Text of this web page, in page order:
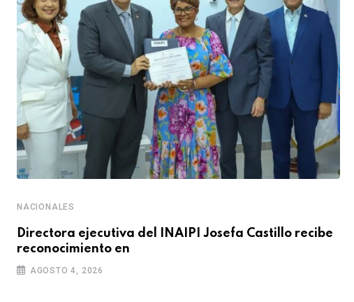
NACIONALES
Directora ejecutiva del INAIPI Josefa Castillo recibe
reconocimiento en
AGOSTO 4, 2026